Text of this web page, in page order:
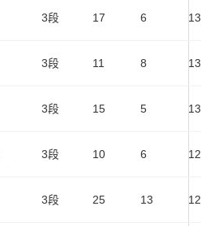
3段 17 6
3段 11 8
3段 15 5
3段 10 6
3段 25 13